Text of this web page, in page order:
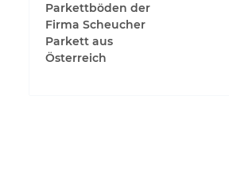
Parkettböden der
Firma Scheucher
Parkett aus
Österreich